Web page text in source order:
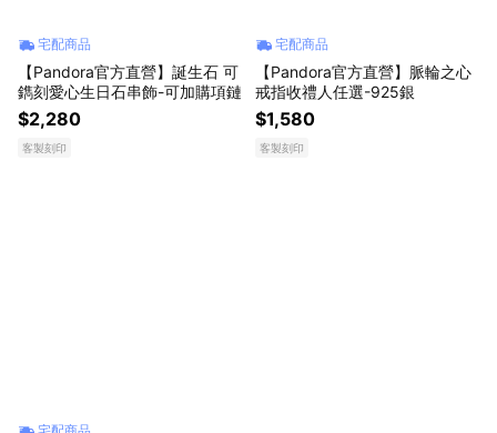
宅配商品
【Pandora官方直營】誕生石 可
鐫刻愛心生日石串飾-可加購項鏈
$2,280
客製刻印
宅配商品
【Pandora官方直營】脈輪之心
戒指收禮人任選-925銀
$1,580
客製刻印